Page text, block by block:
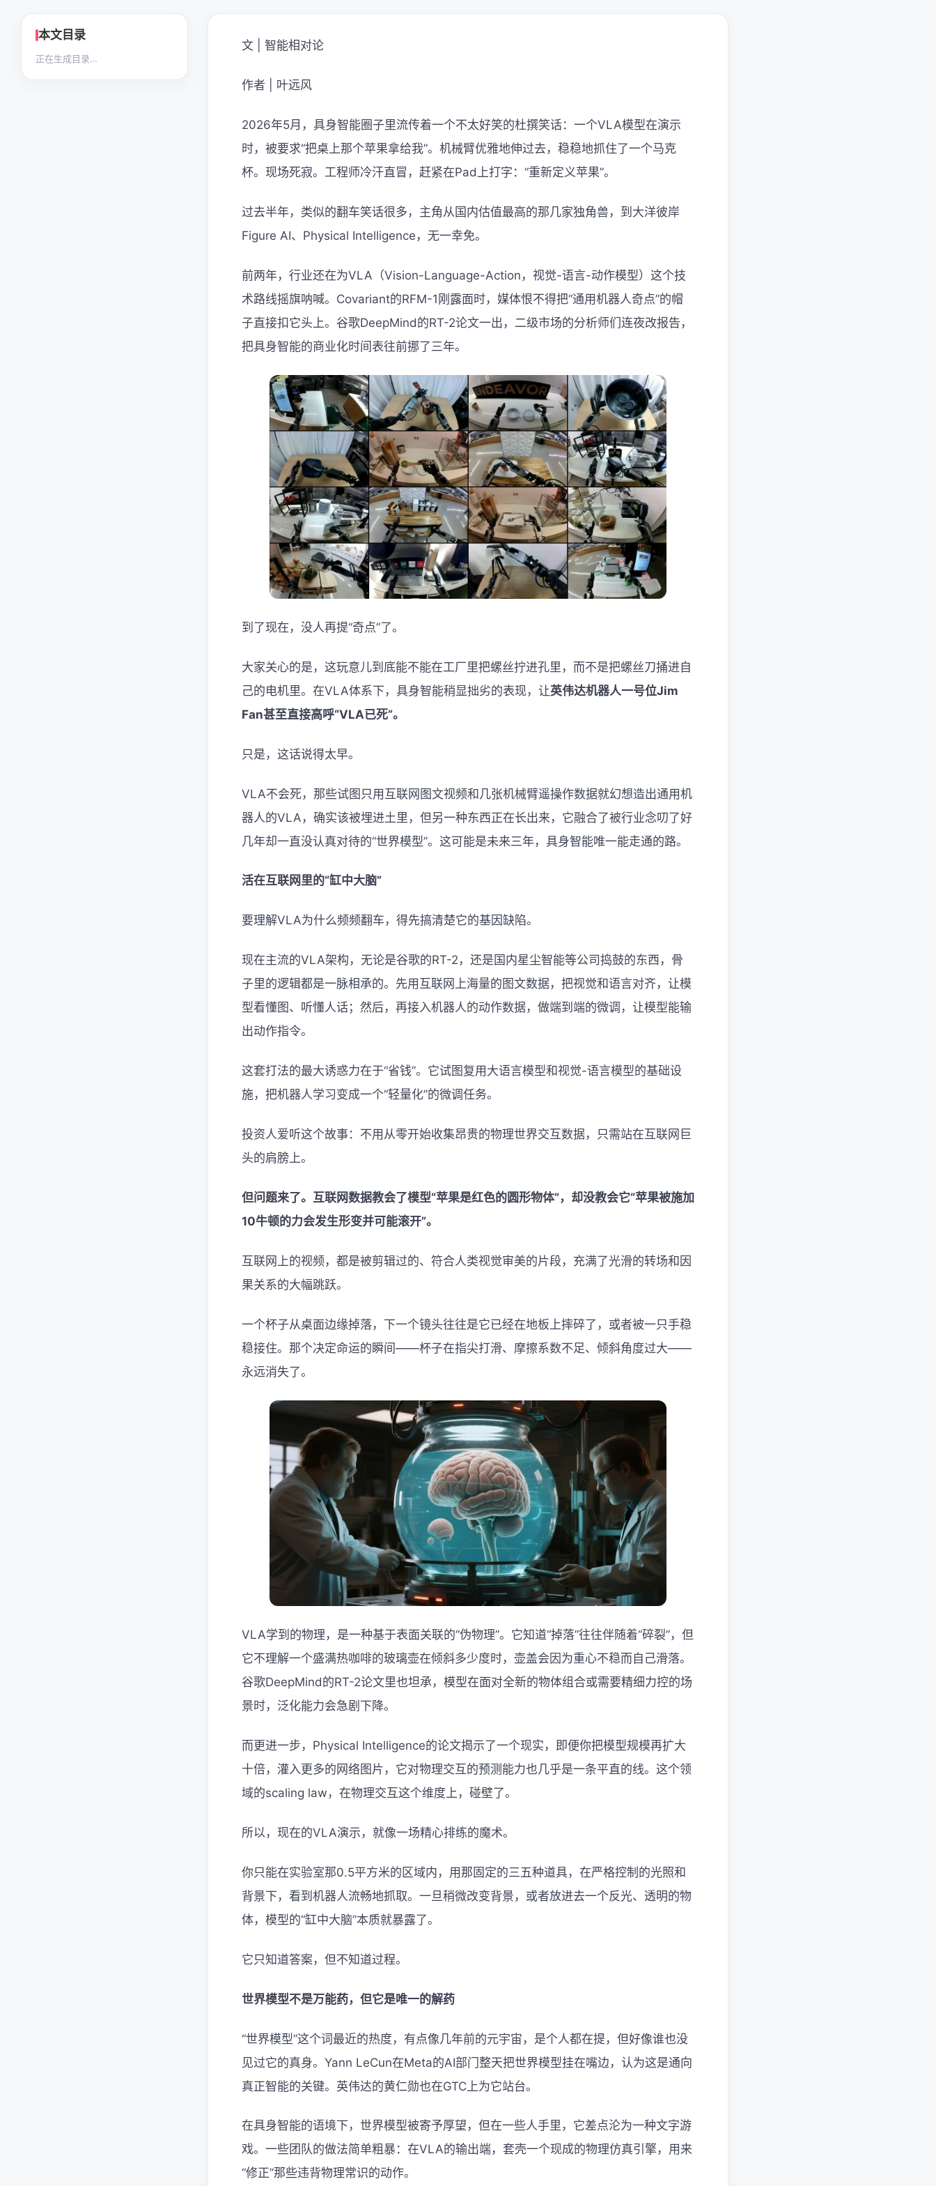
本文目录
正在生成目录…
文 | 智能相对论
作者 | 叶远风
2026年5月，具身智能圈子里流传着一个不太好笑的杜撰笑话：一个VLA模型在演示
时，被要求“把桌上那个苹果拿给我”。机械臂优雅地伸过去，稳稳地抓住了一个马克
杯。现场死寂。工程师冷汗直冒，赶紧在Pad上打字：“重新定义苹果”。
过去半年，类似的翻车笑话很多，主角从国内估值最高的那几家独角兽，到大洋彼岸
Figure AI、Physical Intelligence，无一幸免。
前两年，行业还在为VLA（Vision-Language-Action，视觉-语言-动作模型）这个技
术路线摇旗呐喊。Covariant的RFM-1刚露面时，媒体恨不得把“通用机器人奇点”的帽
子直接扣它头上。谷歌DeepMind的RT-2论文一出，二级市场的分析师们连夜改报告，
把具身智能的商业化时间表往前挪了三年。
到了现在，没人再提“奇点”了。
大家关心的是，这玩意儿到底能不能在工厂里把螺丝拧进孔里，而不是把螺丝刀捅进自
己的电机里。在VLA体系下，具身智能稍显拙劣的表现，让英伟达机器人一号位Jim
Fan甚至直接高呼“VLA已死”。
只是，这话说得太早。
VLA不会死，那些试图只用互联网图文视频和几张机械臂遥操作数据就幻想造出通用机
器人的VLA，确实该被埋进土里，但另一种东西正在长出来，它融合了被行业念叨了好
几年却一直没认真对待的“世界模型”。这可能是未来三年，具身智能唯一能走通的路。
活在互联网里的“缸中大脑”
要理解VLA为什么频频翻车，得先搞清楚它的基因缺陷。
现在主流的VLA架构，无论是谷歌的RT-2，还是国内星尘智能等公司捣鼓的东西，骨
子里的逻辑都是一脉相承的。先用互联网上海量的图文数据，把视觉和语言对齐，让模
型看懂图、听懂人话；然后，再接入机器人的动作数据，做端到端的微调，让模型能输
出动作指令。
这套打法的最大诱惑力在于“省钱”。它试图复用大语言模型和视觉-语言模型的基础设
施，把机器人学习变成一个“轻量化”的微调任务。
投资人爱听这个故事：不用从零开始收集昂贵的物理世界交互数据，只需站在互联网巨
头的肩膀上。
但问题来了。互联网数据教会了模型“苹果是红色的圆形物体”，却没教会它“苹果被施加
10牛顿的力会发生形变并可能滚开”。
互联网上的视频，都是被剪辑过的、符合人类视觉审美的片段，充满了光滑的转场和因
果关系的大幅跳跃。
一个杯子从桌面边缘掉落，下一个镜头往往是它已经在地板上摔碎了，或者被一只手稳
稳接住。那个决定命运的瞬间——杯子在指尖打滑、摩擦系数不足、倾斜角度过大——
永远消失了。
VLA学到的物理，是一种基于表面关联的“伪物理”。它知道“掉落”往往伴随着“碎裂”，但
它不理解一个盛满热咖啡的玻璃壶在倾斜多少度时，壶盖会因为重心不稳而自己滑落。
谷歌DeepMind的RT-2论文里也坦承，模型在面对全新的物体组合或需要精细力控的场
景时，泛化能力会急剧下降。
而更进一步，Physical Intelligence的论文揭示了一个现实，即便你把模型规模再扩大
十倍，灌入更多的网络图片，它对物理交互的预测能力也几乎是一条平直的线。这个领
域的scaling law，在物理交互这个维度上，碰壁了。
所以，现在的VLA演示，就像一场精心排练的魔术。
你只能在实验室那0.5平方米的区域内，用那固定的三五种道具，在严格控制的光照和
背景下，看到机器人流畅地抓取。一旦稍微改变背景，或者放进去一个反光、透明的物
体，模型的“缸中大脑”本质就暴露了。
它只知道答案，但不知道过程。
世界模型不是万能药，但它是唯一的解药
“世界模型”这个词最近的热度，有点像几年前的元宇宙，是个人都在提，但好像谁也没
见过它的真身。Yann LeCun在Meta的AI部门整天把世界模型挂在嘴边，认为这是通向
真正智能的关键。英伟达的黄仁勋也在GTC上为它站台。
在具身智能的语境下，世界模型被寄予厚望，但在一些人手里，它差点沦为一种文字游
戏。一些团队的做法简单粗暴：在VLA的输出端，套壳一个现成的物理仿真引擎，用来
“修正”那些违背物理常识的动作。